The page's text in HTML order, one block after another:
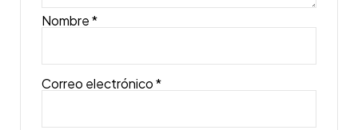
Nombre*
Correo electrónico*